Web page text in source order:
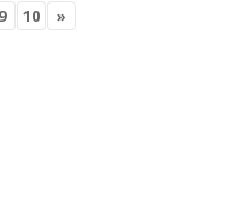
9 10 »